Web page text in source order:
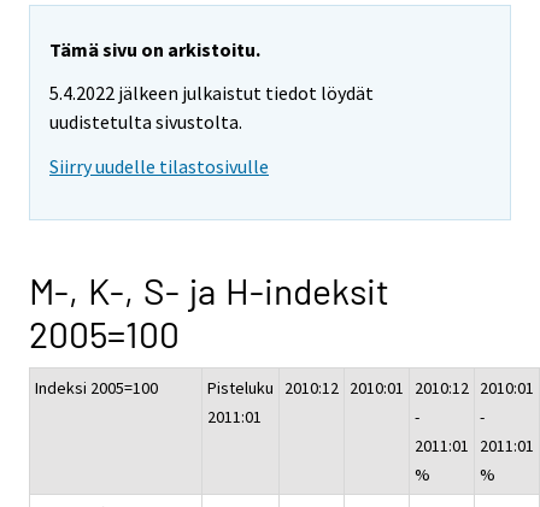
Tämä sivu on arkistoitu.
5.4.2022 jälkeen julkaistut tiedot löydät
uudistetulta sivustolta.
Siirry uudelle tilastosivulle
M-, K-, S- ja H-indeksit
2005=100
Indeksi 2005=100
Pisteluku
2011:01
2010:12 2010:01
2010:12
-
2011:01
%
2010:01
-
2011:01
%